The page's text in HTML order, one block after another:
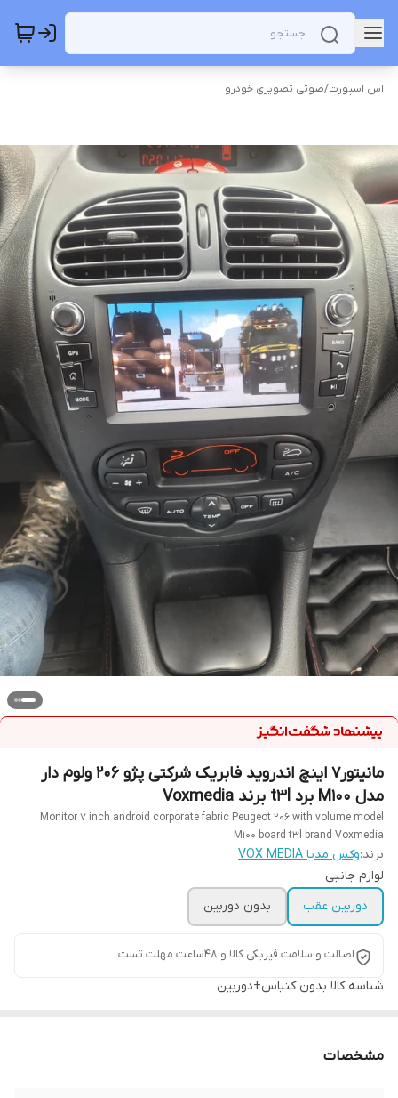
اس اسپورت/صوتی تصویری خودرو
مانیتور7 اینچ اندروید فابریک شرکتی پژو 206 ولوم دار
مدل M100 برد t3l برند Voxmedia
Monitor 7 inch android corporate fabric Peugeot 206 with volume model
M100 board t3l brand Voxmedia
برند:وکس مدیا VOX MEDIA
لوازم جانبی
دوربین عقب
بدون دوربین
اصالت و سلامت فیزیکی کالا و 48ساعت مهلت تست
شناسه کالا بدون کنباس+دوربین
مشخصات